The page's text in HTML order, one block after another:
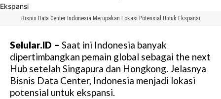
Bisnis Data Center Indonesia Merupakan Lokasi Potensial Untuk Ekspansi
Selular.ID – Saat ini Indonesia banyak
dipertimbangkan pemain global sebagai the next
Hub setelah Singapura dan Hongkong. Jelasnya
Bisnis Data Center, Indonesia menjadi lokasi
potensial untuk ekspansi.